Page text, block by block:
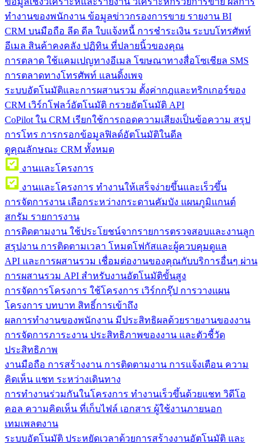
ทำงานของพนักงาน ข้อมูลข่าวกรองการขาย รายงาน BI
CRM บนมือถือ ลีด ดีล ใบแจ้งหนี้ การชำระเงิน ระบบโทรศัพท์
อีเมล สินค้าคงคลัง ปฏิทิน ที่ปลายนิ้วของคุณ
การตลาด ใช้แคมเปญทางอีเมล โฆษณาทางสื่อโซเชียล SMS
การตลาดทางโทรศัพท์ แลนดิ้งเพจ
ระบบอัตโนมัติและการผสานรวม ตั้งค่ากฎและทริกเกอร์ของ
CRM เวิร์กโฟลว์อัตโนมัติ กรวยอัตโนมัติ API
CoPilot ใน CRM เรียกใช้การถอดความเสียงเป็นข้อความ สรุป
การโทร การกรอกข้อมูลฟิลด์อัตโนมัติในดีล
ดูคุณลักษณะ CRM ทั้งหมด
งานและโครงการ
งานและโครงการ ทำงานให้เสร็จง่ายขึ้นและเร็วขึ้น
การจัดการงาน เลือกระหว่างกระดานคัมบัง แผนภูมิแกนต์
สกรัม รายการงาน
การติดตามงาน ใช้ประโยชน์จากรายการตรวจสอบและงานลูก
สรุปงาน การติดตามเวลา โหมดโฟกัสและผู้ควบคุมดูแล
API และการผสานรวม เชื่อมต่องานของคุณกับบริการอื่นๆ ผ่าน
การผสานรวม API สำหรับงานอัตโนมัติขั้นสูง
การจัดการโครงการ ใช้โครงการ เวิร์กกรุ๊ป การวางแผน
โครงการ บทบาท สิทธิ์การเข้าถึง
ผลการทำงานของพนักงาน มีประสิทธิผลด้วยรายงานของงาน
การจัดการภาระงาน ประสิทธิภาพของงาน และตัวชี้วัด
ประสิทธิภาพ
งานมือถือ การสร้างงาน การติดตามงาน การแจ้งเตือน ความ
คิดเห็น แชท ระหว่างเดินทาง
การทำงานร่วมกันในโครงการ ทํางานเร็วขึ้นด้วยแชท วิดีโอ
คอล ความคิดเห็น ที่เก็บไฟล์ เอกสาร ผู้ใช้งานภายนอก
เทมเพลตงาน
ระบบอัตโนมัติ ประหยัดเวลาด้วยการสร้างงานอัตโนมัติ และ